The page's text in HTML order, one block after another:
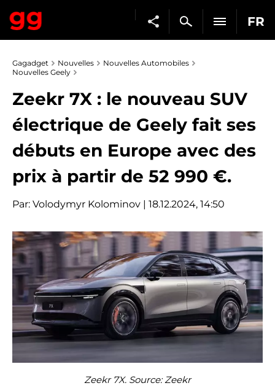
FR
Gagadget Nouvelles
Nouvelles Automobiles
Nouvelles Geely
Zeekr 7X : le nouveau SUV
électrique de Geely fait ses
débuts en Europe avec des
prix à partir de 52 990 €.
Par: Volodymyr Kolominov | 18.12.2024, 14:50
Zeekr 7X. Source: Zeekr